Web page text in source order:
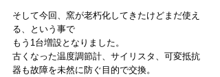
そして今回、窯が老朽化してきたけどまだ使え
る、という事で
もう1台増設となりました。
古くなった温度調節計、サイリスタ、可変抵抗
器も故障を未然に防ぐ目的で交換。